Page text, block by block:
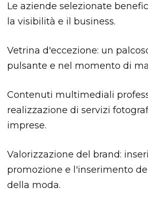
Le aziende selezionate
la visibilità e il business.
Vetrina d'eccezione: un
pulsante e nel momento di
Contenuti multimediali
realizzazione di servizi
imprese.
Valorizzazione del brand:
promozione e l'inserimento
della moda.